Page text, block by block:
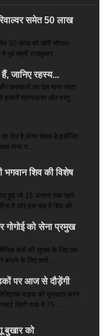
समेत 50 लाख
50 लाख की चोरी भोपाल:
पूर्व मंत्री राजकुमार ...
जानिए रहस्य...
चमत्कारों का देश माना जाता
हजारों घटनाक्रम और वस्तु...
का तेज है,योग्य सेवक है,इसीलिए
माना ग...
शिव की विशेष
हुई जो 15 अगस्त तक रहने
है और इस माह में शिव की...
को सेना प्रमुख
बलों की सुरक्षा के लिए एक
के लिए चर्चा ...
पर आज से दौड़ेंगी
इलेक्ट्रिक बाइक की शुरुआत करने
सिटी पार्क में 75 ...
बुखार को